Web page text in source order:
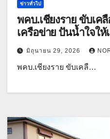
ข่าวทั่วไป
พคบ.เชียงราย ขับเค
เครือข่าย ปันน้ำใจให้
มิถุนายน 29, 2026
พคบ.เชียงราย ขับเคลื…